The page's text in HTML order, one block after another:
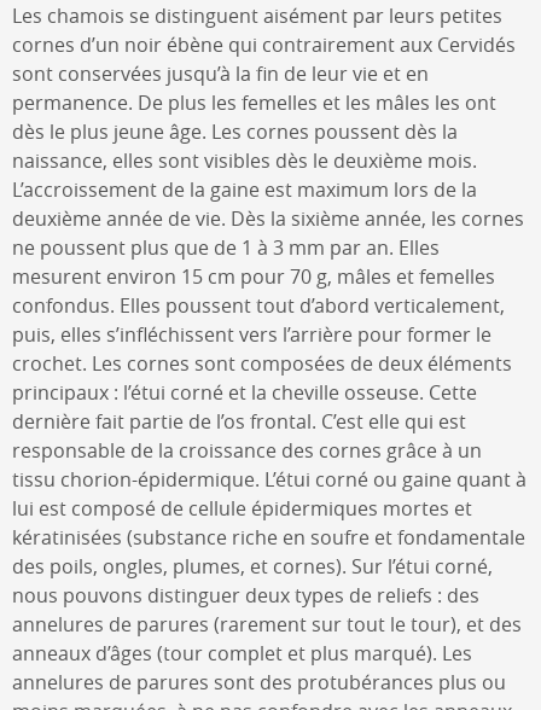
Les chamois se distinguent aisément par leurs petites
cornes d’un noir ébène qui contrairement aux Cervidés
sont conservées jusqu’à la fin de leur vie et en
permanence. De plus les femelles et les mâles les ont
dès le plus jeune âge. Les cornes poussent dès la
naissance, elles sont visibles dès le deuxième mois.
L’accroissement de la gaine est maximum lors de la
deuxième année de vie. Dès la sixième année, les cornes
ne poussent plus que de 1 à 3 mm par an. Elles
mesurent environ 15 cm pour 70 g, mâles et femelles
confondus. Elles poussent tout d’abord verticalement,
puis, elles s’infléchissent vers l’arrière pour former le
crochet. Les cornes sont composées de deux éléments
principaux : l’étui corné et la cheville osseuse. Cette
dernière fait partie de l’os frontal. C’est elle qui est
responsable de la croissance des cornes grâce à un
tissu chorion-épidermique. L’étui corné ou gaine quant à
lui est composé de cellule épidermiques mortes et
kératinisées (substance riche en soufre et fondamentale
des poils, ongles, plumes, et cornes). Sur l’étui corné,
nous pouvons distinguer deux types de reliefs : des
annelures de parures (rarement sur tout le tour), et des
anneaux d’âges (tour complet et plus marqué). Les
annelures de parures sont des protubérances plus ou